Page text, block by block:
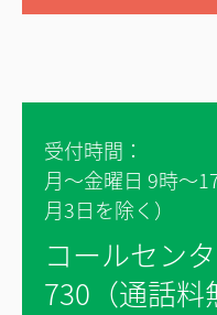
受付時間：
月～金曜日 9時～
月3日を除く）
コールセン
730（通話料